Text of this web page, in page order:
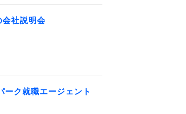
社説明会
ーク就職エージェント